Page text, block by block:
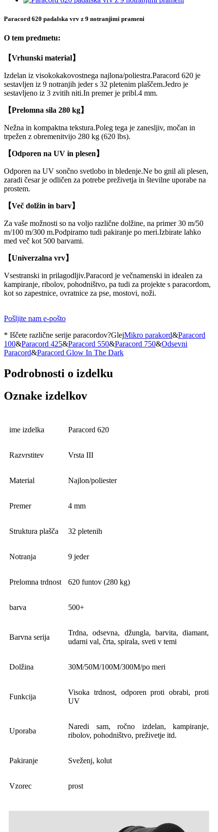
Paracord 620 padalska vrv z 9 notranjimi prameni
O tem predmetu:
【Vrhunski material】
Izdelan iz visokokakovostnega najlona/poliestra.Paracord 620 je
sestavljen iz 9 notranjih jeder s 32 pletenim plaščem.Jedro je
sestavljeno iz 3 zvitih niti.In premer je pribl.4 mm.
【Prelomna sila 280 kg】
Nežna in kompaktna tekstura.Poleg tega je zanesljiv, močan in
trpežen z obremenitvijo 280 kg (620 lbs).
【Odporen na UV in plesen】
Odporen na UV sončno svetlobo in bledenje.Ne bo gnil ali plesen,
zaradi česar je odličen za potrebe preživetja in številne uporabe na
prostem.
【Več dolžin in barv】
Za vaše možnosti so na voljo različne dolžine, na primer 30 m/50
m/100 m/300 m.Podpiramo tudi pakiranje po meri.Izbirate lahko
med več kot 500 barvami.
【Univerzalna vrv】
Vsestranski in prilagodljiv.Paracord je večnamenski in idealen za
kampiranje, ribolov, pohodništvo, pa tudi za projekte s paracordom,
kot so zapestnice, ovratnice za pse, mostovi, noži.
Pošljite nam e-pošto
* Iščete različne serije paracordov?GlejMikro parakord&Paracord
100&Paracord 425&Paracord 550&Paracord 750&Odsevni
Paracord&Paracord Glow In The Dark
Podrobnosti o izdelku
Oznake izdelkov
ime izdelka Paracord 620
Razvrstitev Vrsta III
Material Najlon/poliester
Premer 4 mm
Struktura plašča 32 pletenih
Notranja 9 jeder
Prelomna trdnost 620 funtov (280 kg)
barva 500+
Barvna serija
Trdna, odsevna, džungla, barvita, diamant,
udarni val, črta, spirala, sveti v temi
Dolžina 30M/50M/100M/300M/po meri
Funkcija
Visoka trdnost, odporen proti obrabi, proti
UV
Uporaba
Naredi sam, ročno izdelan, kampiranje,
ribolov, pohodništvo, preživetje itd.
Pakiranje Sveženj, kolut
Vzorec prost